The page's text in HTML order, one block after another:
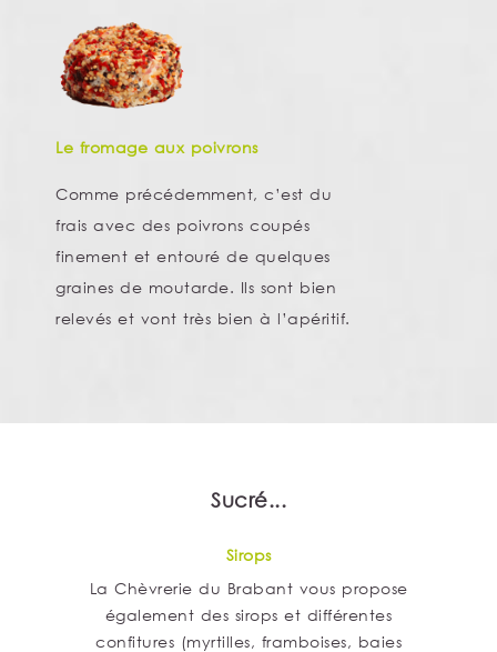
Le fromage aux poivrons
Comme précédemment, c’est du
frais avec des poivrons coupés
finement et entouré de quelques
graines de moutarde. Ils sont bien
relevés et vont très bien à l’apéritif.
Sucré...
Sirops
La Chèvrerie du Brabant vous propose
également des sirops et différentes
confitures (myrtilles, framboises, baies